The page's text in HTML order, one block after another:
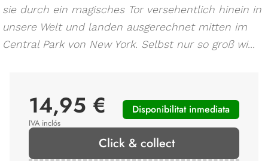
sie durch ein magisches Tor versehentlich hinein in
unsere Welt und landen ausgerechnet mitten im
Central Park von New York. Selbst nur so groß wi...
14,95 €
IVA inclós
Disponibilitat inmediata
Click & collect